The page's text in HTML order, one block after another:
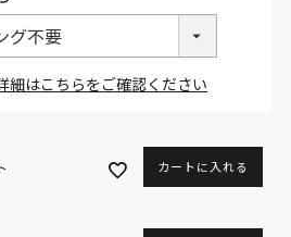
細はこちらをご確認ください
カートに入れる